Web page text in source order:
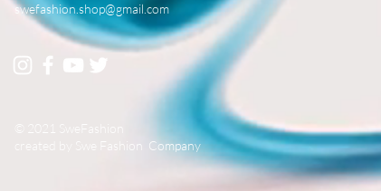
swefashion.shop@gmail.com
© 2021 SweFashion
created by Swe Fashion Company